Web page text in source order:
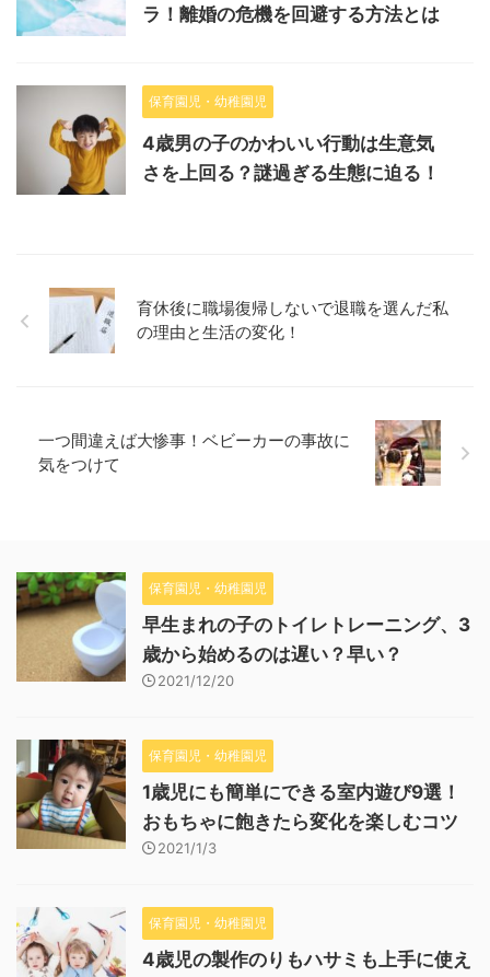
ラ！離婚の危機を回避する方法とは
保育園児・幼稚園児
4歳男の子のかわいい行動は生意気
さを上回る？謎過ぎる生態に迫る！
育休後に職場復帰しないで退職を選んだ私
の理由と生活の変化！
一つ間違えば大惨事！ベビーカーの事故に
気をつけて
保育園児・幼稚園児
早生まれの子のトイレトレーニング、3
歳から始めるのは遅い？早い？
2021/12/20
保育園児・幼稚園児
1歳児にも簡単にできる室内遊び9選！
おもちゃに飽きたら変化を楽しむコツ
2021/1/3
保育園児・幼稚園児
4歳児の製作のりもハサミも上手に使え